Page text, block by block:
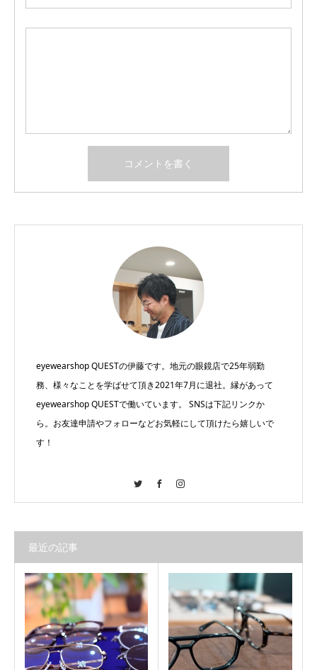
eyewearshop QUESTの伊藤です。地元の眼鏡店で25年弱勤
務、様々なことを学ばせて頂き2021年7月に退社。縁があって
eyewearshop QUESTで働いています。 SNSは下記リンクか
ら。お友達申請やフォローなどお気軽にして頂けたら嬉しいで
す！
最近の記事